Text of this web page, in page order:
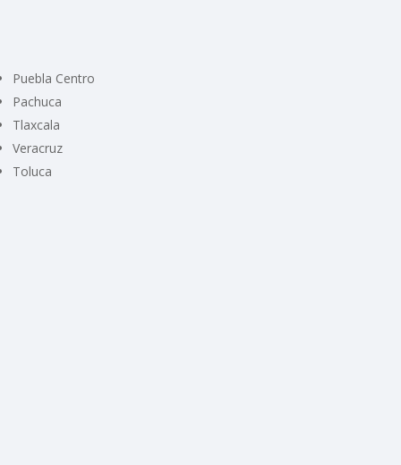
Puebla Centro
Pachuca
Tlaxcala
Veracruz
Toluca